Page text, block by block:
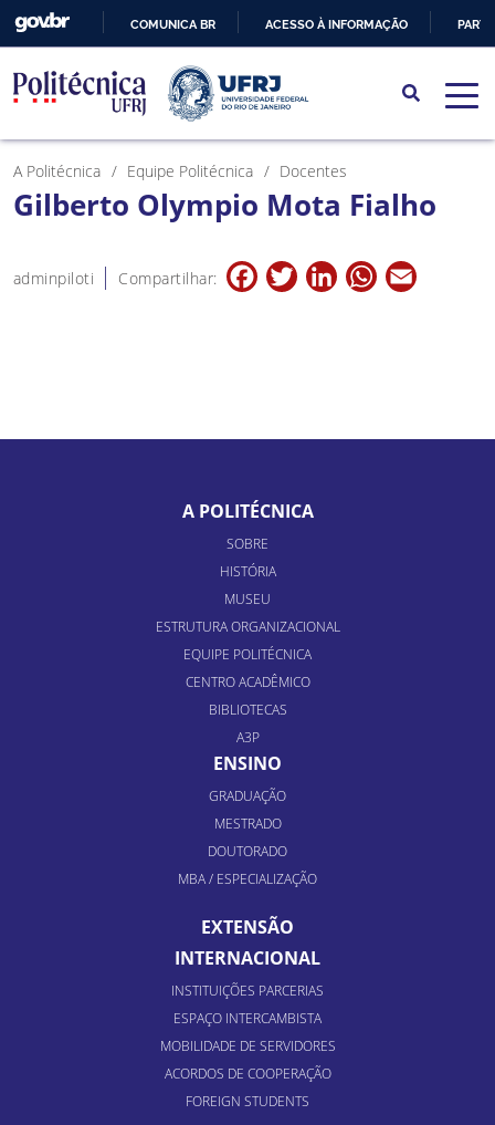
PARA
O
CONTEÚDO
COMUNICA BR ACESSO À INFORMAÇÃO
A Politécnica Equipe Politécnica Docentes
Gilberto Olympio Mota Fialho
adminpiloti Compartilhar: Facebook
TwitterLinkedInWhatsApp
Email
A POLITÉCNICA
SOBRE
HISTÓRIA
MUSEU
ESTRUTURA ORGANIZACIONAL
EQUIPE POLITÉCNICA
CENTRO ACADÊMICO
BIBLIOTECAS
A3P
ENSINO
GRADUAÇÃO
MESTRADO
DOUTORADO
MBA / ESPECIALIZAÇÃO
EXTENSÃO
INTERNACIONAL
INSTITUIÇÕES PARCERIAS
ESPAÇO INTERCAMBISTA
MOBILIDADE DE SERVIDORES
ACORDOS DE COOPERAÇÃO
FOREIGN STUDENTS